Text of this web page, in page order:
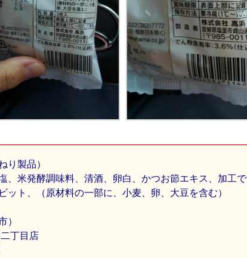
製品）
、米発酵調味料、清酒、卵白、かつお節エキス、加工で
ット、（原材料の一部に、小麦、卵、大豆を含む）
）
丁目店